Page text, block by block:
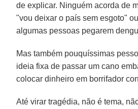
de explicar. Ninguém acorda de
"vou deixar o país sem esgoto"
algumas pessoas pegarem
Mas também pouquíssimas
ideia fixa de passar um cano
colocar dinheiro em borrifador
Até virar tragédia, não é tema,